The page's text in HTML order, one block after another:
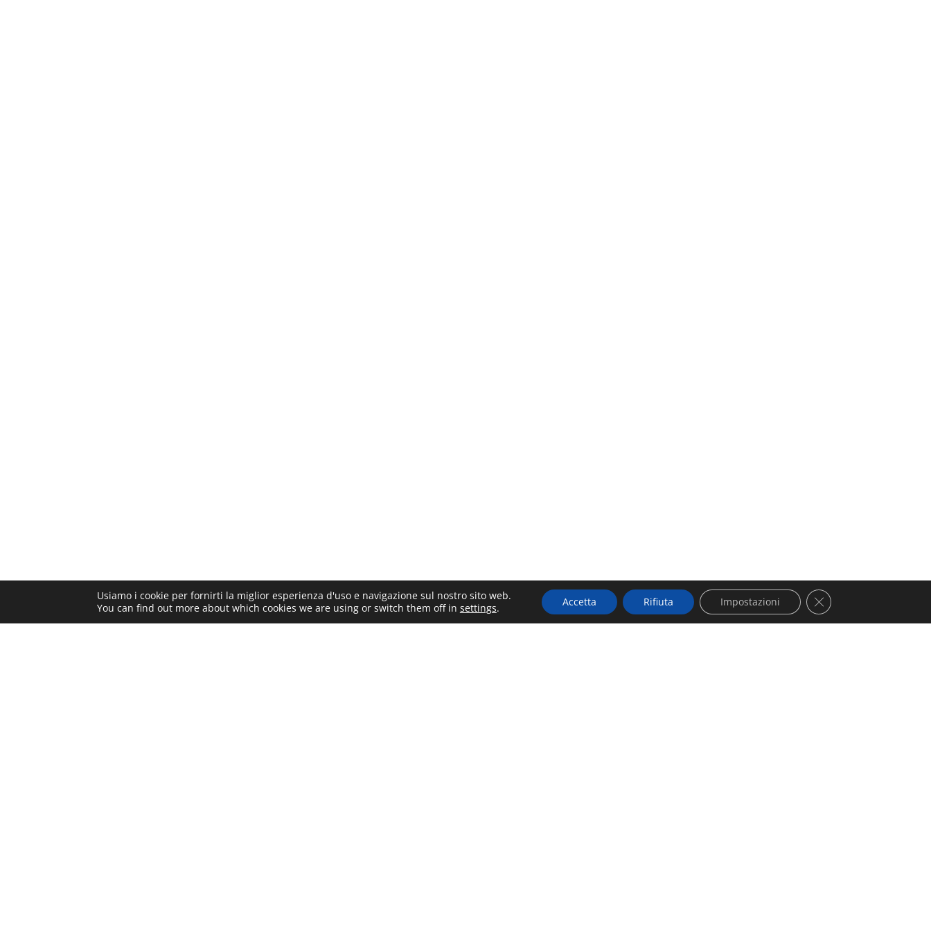
Usiamo i cookie per fornirti la miglior esperienza d'uso e navigazione sul nostro sito web.
You can find out more about which cookies we are using or switch them off in settings. Accetta Rifiuta Impostazioni Close GDPR Cookie